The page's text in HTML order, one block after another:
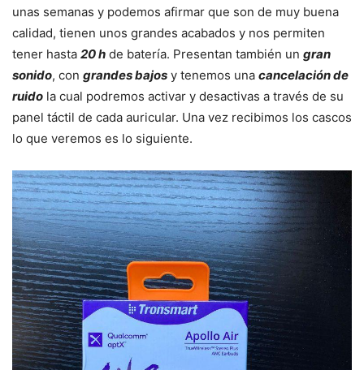
unas semanas y podemos afirmar que son de muy buena
calidad, tienen unos grandes acabados y nos permiten
tener hasta 20 h de batería. Presentan también un gran
sonido, con grandes bajos y tenemos una cancelación de
ruido la cual podremos activar y desactivas a través de su
panel táctil de cada auricular. Una vez recibimos los cascos
lo que veremos es lo siguiente.